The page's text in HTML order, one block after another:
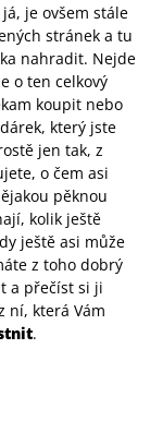
je ovšem stále
stránek a tu
nahradit. Nejde
o ten celkový
koupit nebo
který jste
jen tak, z
o čem asi
pěknou
kolik ještě
ještě asi může
z toho dobrý
a přečíst si ji
ní, která Vám
.